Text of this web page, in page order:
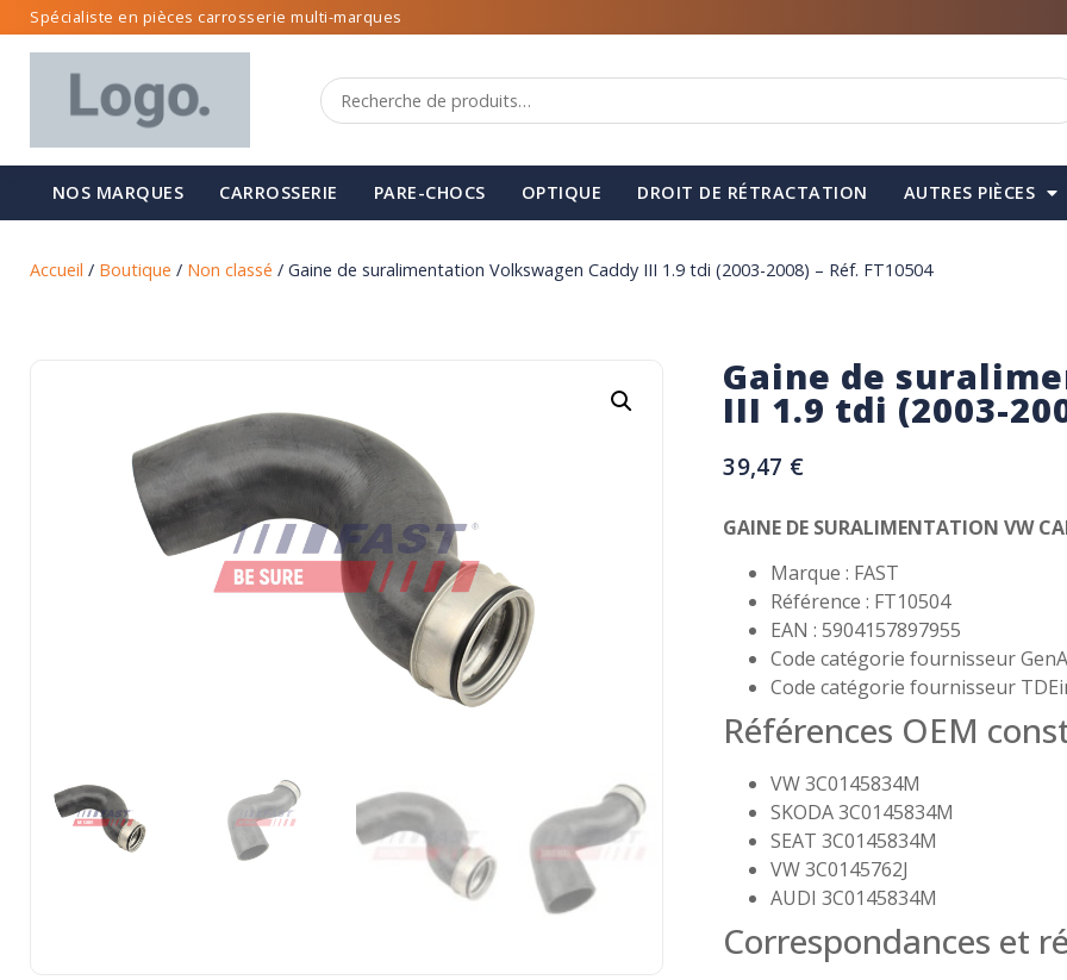
Spécialiste en pièces carrosserie multi-marques
NOS MARQUES CARROSSERIE PARE-CHOCS OPTIQUE DROIT DE RÉTRACTATION AUTRES PIÈCES
Accueil / Boutique / Non classé / Gaine de suralimentation Volkswagen Caddy III 1.9 tdi (2003-2008) – Réf. FT10504
Gaine de
III 1.9 tdi (2003-
39,47 €
GAINE DE SURALIMENTATION VW
Marque : FAST
Référence : FT10504
EAN : 5904157897955
Code catégorie fournisseur
Code catégorie fournisseur
Références OEM
VW 3C0145834M
SKODA 3C0145834M
SEAT 3C0145834M
VW 3C0145762J
AUDI 3C0145834M
Correspondances et